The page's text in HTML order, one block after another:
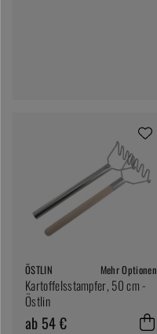
ÖSTLIN Mehr Optionen
Kartoffelsstampfer, 50 cm -
Östlin
ab 54 €